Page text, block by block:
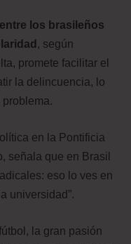
los brasileños
, según
promete facilitar el
la delincuencia, lo
en la Pontificia
señala que en Brasil
eso lo ves en
universidad”.
la gran pasión